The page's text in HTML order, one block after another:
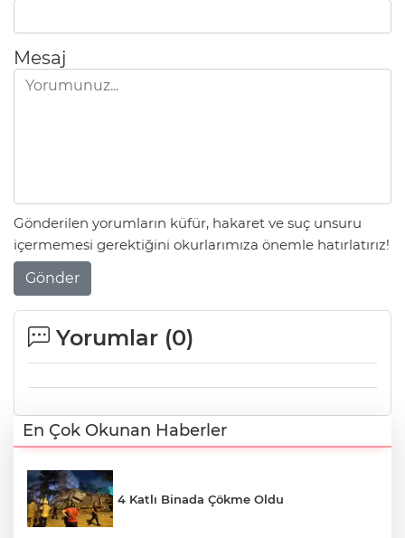
Mesaj
Gönderilen yorumların küfür, hakaret ve suç unsuru
içermemesi gerektiğini okurlarımıza önemle hatırlatırız!
Gönder
Yorumlar (0)
En Çok Okunan Haberler
4 Katlı Binada Çökme Oldu